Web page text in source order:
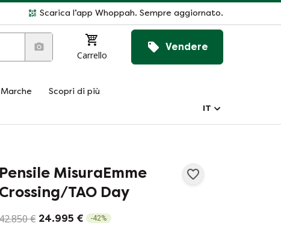
Scarica l’app Whoppah. Sempre aggiornato.
Carrello
Vendere
Marche
Scopri di più
IT
Pensile MisuraEmme
Crossing/TAO Day
€ 24.995 € -42%